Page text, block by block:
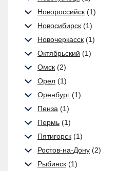
Новороссийск (1)
Новосибирск (1)
Новочеркасск (1)
Октябрьский (1)
Омск (2)
Орел (1)
Оренбург (1)
Пенза (1)
Пермь (1)
Пятигорск (1)
Ростов-на-Дону (2)
Рыбинск (1)